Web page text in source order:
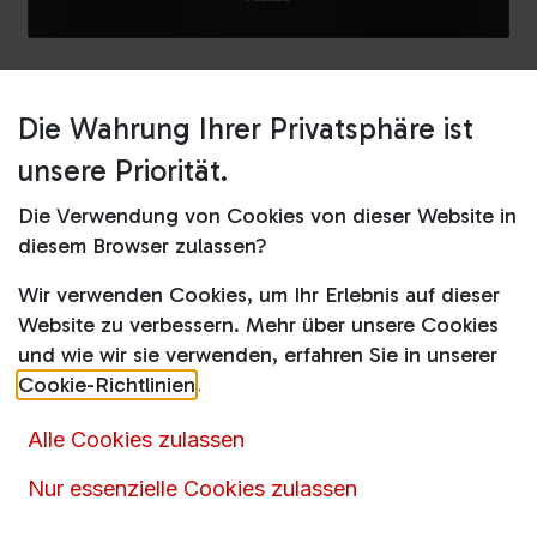
H2455BP Active Obsidianschwarz
H2455BP Active Obsidianschwarz
Produktdatenblatt
999,00€ inkl. MwSt. 1.057,00€
Die Wahrung Ihrer Privatsphäre ist
unsere Priorität.
Die Verwendung von Cookies von dieser Website in
diesem Browser zulassen?
Wir verwenden Cookies, um Ihr Erlebnis auf dieser
Website zu verbessern. Mehr über unsere Cookies
und wie wir sie verwenden, erfahren Sie in unserer
Cookie-Richtlinien.
Alle Cookies zulassen
Nur essenzielle Cookies zulassen